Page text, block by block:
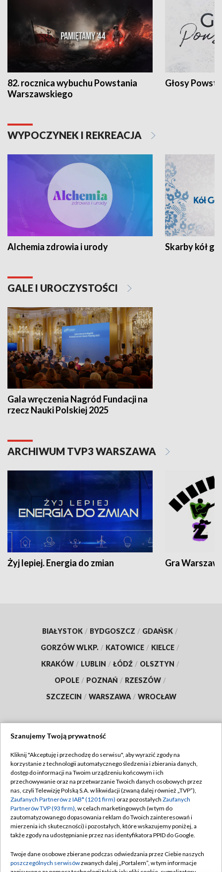
82. rocznica wybuchu Powstania
Warszawskiego
Głosy
WYPOCZYNEK I REKREACJA
Alchemia zdrowia i urody Skarby kół
GALE I UROCZYSTOŚCI
Gala wręczenia Nagród Fundacji na
rzecz Nauki Polskiej 2025
ARCHIWUM TVP3 WARSZAWA
Żyj lepiej. Energia do zmian Gra
BIAŁYSTOK / BYDGOSZCZ / GDAŃSK /
GORZÓW WLKP. / KATOWICE / KIELCE /
KRAKÓW / LUBLIN / ŁÓDŹ / OLSZTYN /
OPOLE / POZNAŃ / RZESZÓW /
SZCZECIN / WARSZAWA / WROCŁAW
TVP
Abonament TVP
Emisja w TVP
Centrum informacji TVP
Naziemna Telewizja Cyfrowa
Rada Programowa
Regulamin TVP
Polityka prywatności
Moje zgody
Pomoc
Kontakt
Szanujemy Twoją prywatność
Kliknij "Akceptuję i przechodzę do serwisu", aby wyrazić zgody na
korzystanie z technologii automatycznego śledzenia i zbierania danych,
dostęp do informacji na Twoim urządzeniu końcowym i ich
przechowywanie oraz na przetwarzanie Twoich danych osobowych przez
nas, czyli Telewizję Polską S.A. w likwidacji (zwaną dalej również „TVP”),
Zaufanych Partnerów z IAB* (1201 firm) oraz pozostałych Zaufanych
Partnerów TVP (93 firm), w celach marketingowych (w tym do
zautomatyzowanego dopasowania reklam do Twoich zainteresowań i
mierzenia ich skuteczności) i pozostałych, które wskazujemy poniżej, a
także zgody na udostępnianie przez nas identyfikatora PPID do Google.
Twoje dane osobowe zbierane podczas odwiedzania przez Ciebie naszych
poszczególnych serwisówzwanych dalej „Portalem”, w tym informacje